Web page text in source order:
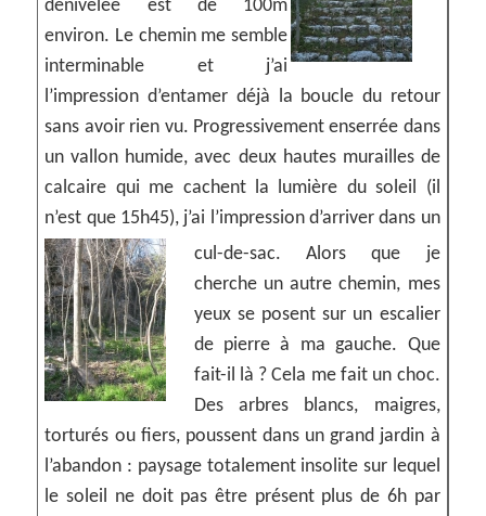
dénivelée est de 100m
environ. Le chemin me semble
interminable et j’ai
l’impression d’entamer déjà la boucle du retour
sans avoir rien vu. Progressivement enserrée dans
un vallon humide, avec deux hautes murailles de
calcaire qui me cachent la lumière du soleil (il
n’est que 15h45), j’ai l’impression d’arriver dans un
cul-de-sac. Alors que je
cherche un autre chemin, mes
yeux se posent sur un escalier
de pierre à ma gauche. Que
fait-il là ? Cela me fait un choc.
Des arbres blancs, maigres,
torturés ou fiers, poussent dans un grand jardin à
l’abandon : paysage totalement insolite sur lequel
le soleil ne doit pas être présent plus de 6h par